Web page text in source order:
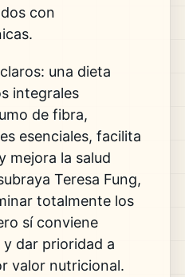
con
una dieta
integrales
de fibra,
esenciales, facilita
mejora la salud
Teresa Fung,
totalmente los
sí conviene
dar prioridad a
valor nutricional.